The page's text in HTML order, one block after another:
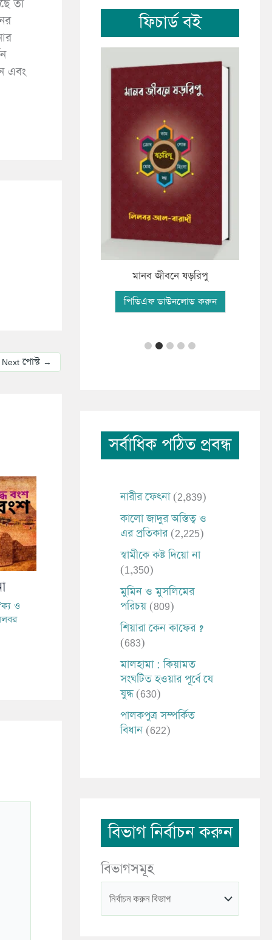
তা
এবং
Next পোস্ট →
ও
ফিচার্ড বই
মানব জীবনে ষড়রিপু
পিডিএফ ডাউনলোড করুন
সর্বাধিক পঠিত প্রবন্ধ
নারীর ফেৎনা (2,839)
কালো জাদুর অস্তিত্ব ও
এর প্রতিকার (2,225)
স্বামীকে কষ্ট দিয়ো না
(1,350)
মুমিন ও মুসলিমের
পরিচয় (809)
শিয়ারা কেন কাফের ?
(683)
মালহামা : কিয়ামত
সংঘটিত হওয়ার পূর্বে যে
যুদ্ধ (630)
পালকপুত্র সম্পর্কিত
বিধান (622)
বিভাগ নির্বাচন করুন
বিভাগসমূহ